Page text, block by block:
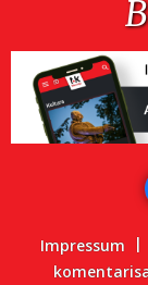
Impressum